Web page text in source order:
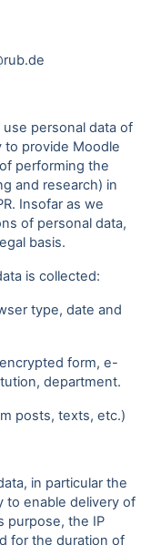
personal data of
provide Moodle
performing the
and research) in
Insofar as we
of personal data,
basis.
is collected:
type, date and
form, e-
department.
posts, texts, etc.)
in particular the
to enable delivery of
purpose, the IP
for the duration of